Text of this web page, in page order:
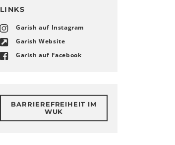
LINKS
Garish auf Instagram
Garish Website
Garish auf Facebook
BARRIEREFREIHEIT IM
WUK